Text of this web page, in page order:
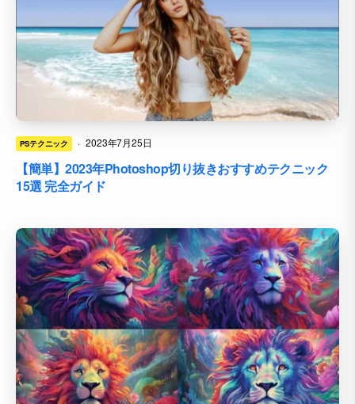
PSテクニック · 2023年7月25日
【簡単】2023年Photoshop切り抜きおすすめテクニック
15選 完全ガイド